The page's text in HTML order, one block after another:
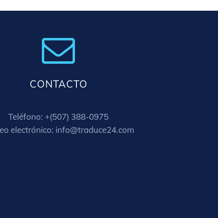
CONTACTO
Teléfono: +(507) 388-0975
electrónico: info@traduce24.com